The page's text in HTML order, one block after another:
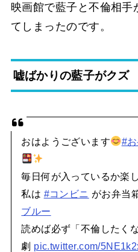
映画館で藍子と不倫相手
てしまったのです。
嘘ばかりの藍子がクズ
おはようございます #
毎日何が入っているか楽
私は #コンビニ がお弁当
ブルー
読めば必ず「不倫したく
劇 pic.twitter.com/